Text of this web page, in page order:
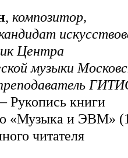
, композитор,
Центра
музыки
Рукопись книги
«Музыка и ЭВМ»
читателя